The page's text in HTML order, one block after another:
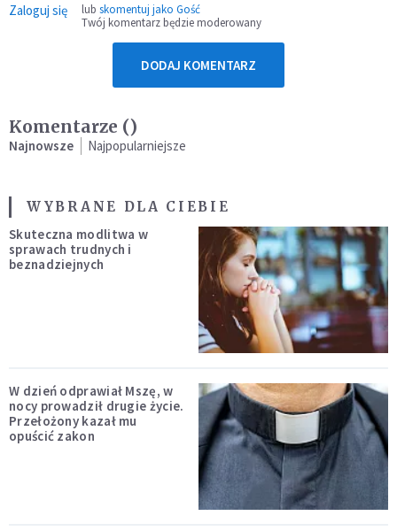
Zaloguj się lub skomentuj jako Gość
Twój komentarz będzie moderowany
DODAJ KOMENTARZ
Komentarze ()
Najnowsze Najpopularniejsze
WYBRANE DLA CIEBIE
Skuteczna modlitwa w
sprawach trudnych i
beznadziejnych
W dzień odprawiał Mszę, w
nocy prowadził drugie życie.
Przełożony kazał mu
opuścić zakon